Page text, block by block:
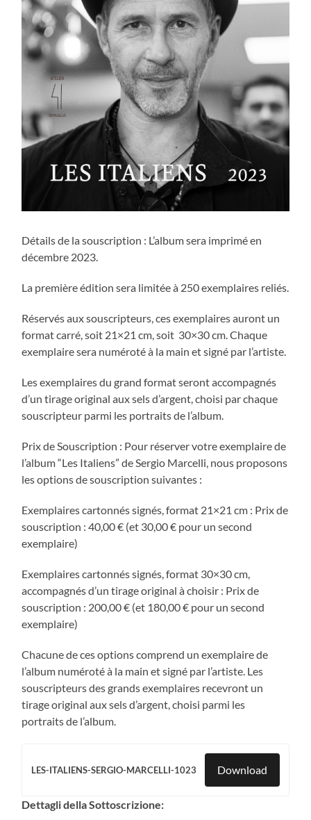
Détails de la souscription : L’album sera imprimé en
décembre 2023.
La première édition sera limitée à 250 exemplaires reliés.
Réservés aux souscripteurs, ces exemplaires auront un
format carré, soit 21×21 cm, soit 30×30 cm. Chaque
exemplaire sera numéroté à la main et signé par l’artiste.
Les exemplaires du grand format seront accompagnés
d’un tirage original aux sels d’argent, choisi par chaque
souscripteur parmi les portraits de l’album.
Prix de Souscription : Pour réserver votre exemplaire de
l’album “Les Italiens” de Sergio Marcelli, nous proposons
les options de souscription suivantes :
Exemplaires cartonnés signés, format 21×21 cm : Prix de
souscription : 40,00 € (et 30,00 € pour un second
exemplaire)
Exemplaires cartonnés signés, format 30×30 cm,
accompagnés d’un tirage original à choisir : Prix de
souscription : 200,00 € (et 180,00 € pour un second
exemplaire)
Chacune de ces options comprend un exemplaire de
l’album numéroté à la main et signé par l’artiste. Les
souscripteurs des grands exemplaires recevront un
tirage original aux sels d’argent, choisi parmi les
portraits de l’album.
LES-ITALIENS-SERGIO-MARCELLI-1023 Download
Dettagli della Sottoscrizione: